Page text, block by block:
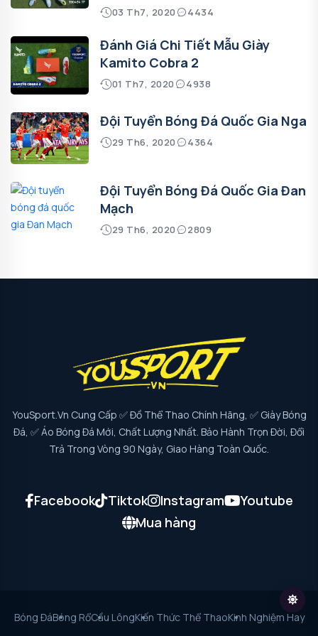
03 Th7, 2020 4434
Đánh Giá Chi Tiết Mẫu Giày
Kamito Cobra 2
01 Th7, 2020 4938
Đội Tuyển Bóng Đá Quốc Gia Nga
29 Th6, 2020 4364
Đội Tuyển Bóng Đá Quốc Gia Đan
Mạch
29 Th6, 2020 2809
YouSport.vn Cung Cấp ✅ Đồ Thể Thao Chính Hãng, ✅ Giày Bóng
Đá, ✅ Áo Bóng Đá Mới, Chất Lượng Nhất. Bảo Hành Trọn Đời, Đổi
Trả Trong Vòng 90 Ngày, Giao Hàng Toàn Quốc.
Facebook Tiktok Instagram
Youtube
Mua hàng
Bóng ĐáBóng RổCầu LôngKiến Thức Thể ThaoKinh Nghiệm Hay